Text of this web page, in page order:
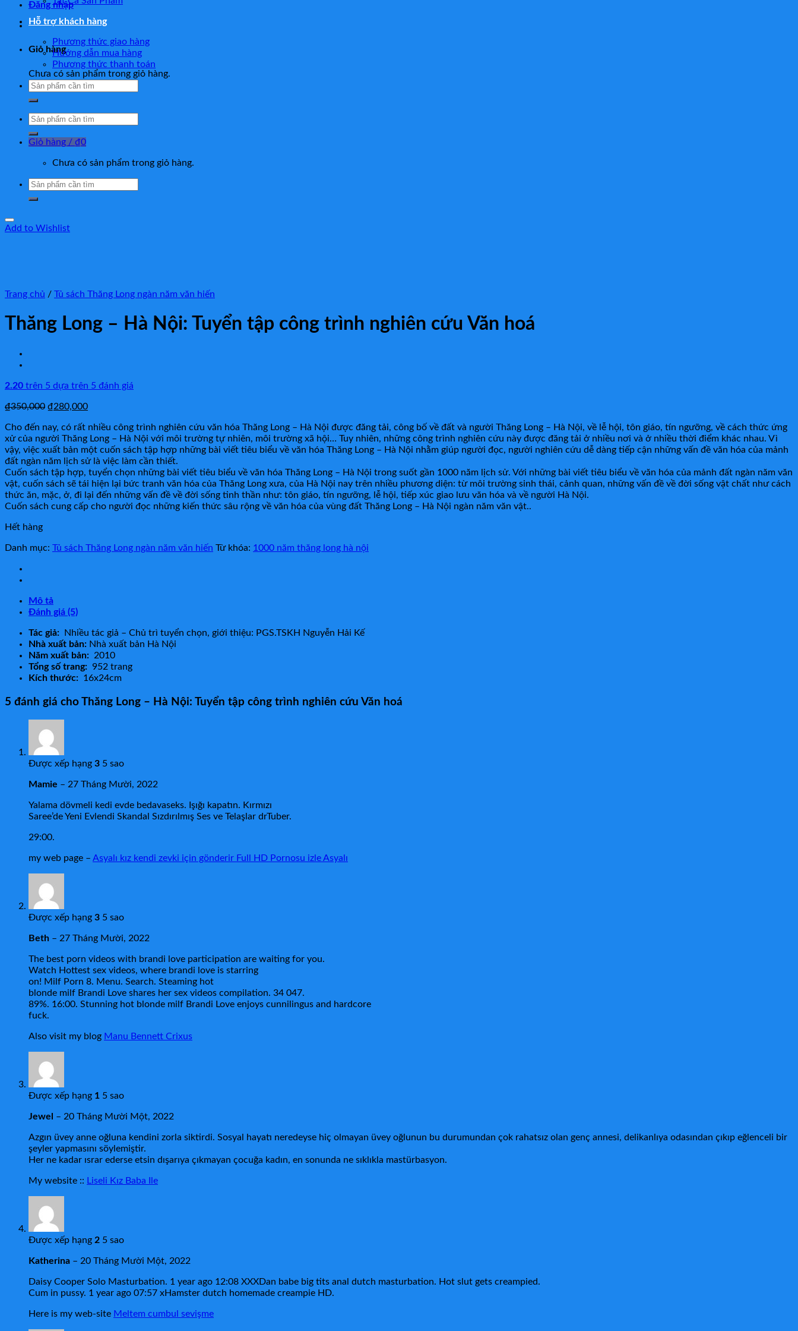
Đăng nhập
Giỏ hàng
Chưa có sản phẩm trong giỏ hàng.
Hỗ trợ khách hàng
Phương thức giao hàng
Hướng dẫn mua hàng
Phương thức thanh toán
Tìm
Tìm
Giỏ hàng / ₫0
Chưa có sản phẩm trong giỏ hàng.
Tìm
Add to Wishlist
Trang chủ / Tủ sách Thăng Long ngàn năm văn hiến
Thăng Long – Hà Nội: Tuyển tập công trình nghiên cứu Văn hoá
2.20 trên 5 dựa trên 5 đánh giá
₫350,000 ₫280,000
Cho đến nay, có rất nhiều công trình nghiên cứu văn hóa Thăng Long – Hà Nội được đăng tải, công bố về đất và người Thăng Long – Hà Nội, về lễ hội, tôn giáo, tín ngưỡng, về cách thức ứng
xử của người Thăng Long – Hà Nội với môi trường tự nhiên, môi trường xã hội… Tuy nhiên, những công trình nghiên cứu này được đăng tải ở nhiều nơi và ở nhiều thời điểm khác nhau. Vì
vậy, việc xuất bản một cuốn sách tập hợp những bài viết tiêu biểu về văn hóa Thăng Long – Hà Nội nhằm giúp người đọc, người nghiên cứu dễ dàng tiếp cận những vấn đề văn hóa của mảnh
đất ngàn năm lịch sử là việc làm cần thiết.
Cuốn sách tập hợp, tuyển chọn những bài viết tiêu biểu về văn hóa Thăng Long – Hà Nội trong suốt gần 1000 năm lịch sử. Với những bài viết tiêu biểu về văn hóa của mảnh đất ngàn năm văn
vật, cuốn sách sẽ tái hiện lại bức tranh văn hóa của Thăng Long xưa, của Hà Nội nay trên nhiều phương diện: từ môi trường sinh thái, cảnh quan, những vấn đề về đời sống vật chất như cách
thức ăn, mặc, ở, đi lại đến những vấn đề về đời sống tinh thần như: tôn giáo, tín ngưỡng, lễ hội, tiếp xúc giao lưu văn hóa và về người Hà Nội.
Cuốn sách cung cấp cho người đọc những kiến thức sâu rộng về văn hóa của vùng đất Thăng Long – Hà Nội ngàn năm văn vật..
Hết hàng
Danh mục: Tủ sách Thăng Long ngàn năm văn hiến Từ khóa: 1000 năm thăng long hà nội
Mô tả
Đánh giá (5)
Tác giả: Nhiều tác giả – Chủ trì tuyển chọn, giới thiệu: PGS.TSKH Nguyễn Hải Kế
Nhà xuất bản: Nhà xuất bản Hà Nội
Năm xuất bản: 2010
Tổng số trang: 952 trang
Kích thước: 16x24cm
5 đánh giá cho Thăng Long – Hà Nội: Tuyển tập công trình nghiên cứu Văn hoá
Được xếp hạng 3 5 sao
Mamie – 27 Tháng Mười, 2022
Yalama dövmeli kedi evde bedavaseks. Işığı kapatın. Kırmızı
Saree’de Yeni Evlendi Skandal Sızdırılmış Ses ve Telaşlar drTuber.
29:00.
my web page – Asyalı kız kendi zevki için gönderir Full HD Pornosu izle Asyalı
Được xếp hạng 3 5 sao
Beth – 27 Tháng Mười, 2022
The best porn videos with brandi love participation are waiting for you.
Watch Hottest sex videos, where brandi love is starring
on! Milf Porn 8. Menu. Search. Steaming hot
blonde milf Brandi Love shares her sex videos compilation. 34 047.
89%. 16:00. Stunning hot blonde milf Brandi Love enjoys cunnilingus and hardcore
fuck.
Also visit my blog Manu Bennett Crixus
Được xếp hạng 1 5 sao
Jewel – 20 Tháng Mười Một, 2022
Azgın üvey anne oğluna kendini zorla siktirdi. Sosyal hayatı neredeyse hiç olmayan üvey oğlunun bu durumundan çok rahatsız olan genç annesi, delikanlıya odasından çıkıp eğlenceli bir
şeyler yapmasını söylemiştir.
Her ne kadar ısrar ederse etsin dışarıya çıkmayan çocuğa kadın, en sonunda ne sıklıkla mastürbasyon.
My website :: Liseli Kız Baba Ile
Được xếp hạng 2 5 sao
Katherina – 20 Tháng Mười Một, 2022
Daisy Cooper Solo Masturbation. 1 year ago 12:08 XXXDan babe big tits anal dutch masturbation. Hot slut gets creampied.
Cum in pussy. 1 year ago 07:57 xHamster dutch homemade creampie HD.
Here is my web-site Meltem cumbul sevişme